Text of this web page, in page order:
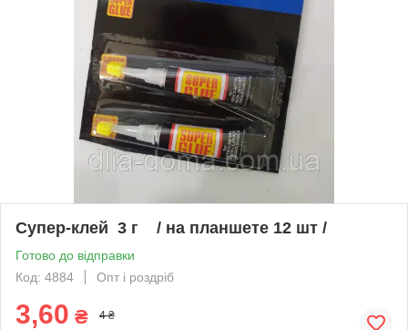
Супер-клей 3 г / на планшете 12 шт /
Готово до відправки
Код: 4884
Опт і роздріб
3,60 ₴ 4 ₴